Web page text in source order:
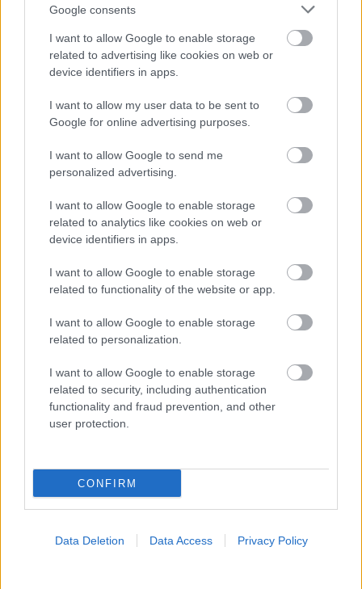
Google consents
I want to allow Google to enable storage
related to advertising like cookies on web or
device identifiers in apps.
I want to allow my user data to be sent to
Google for online advertising purposes.
I want to allow Google to send me
personalized advertising.
I want to allow Google to enable storage
related to analytics like cookies on web or
device identifiers in apps.
I want to allow Google to enable storage
related to functionality of the website or app.
I want to allow Google to enable storage
related to personalization.
I want to allow Google to enable storage
related to security, including authentication
functionality and fraud prevention, and other
user protection.
CONFIRM
Data Deletion Data Access Privacy Policy
ΔΕΙΤΕ ΕΠΙΣΗΣ